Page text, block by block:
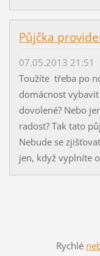
Půjčka
07.05.2013 21:51
Toužíte třeba po
domácnost
dovolené? Nebo
radost? Tak tato
Nebude se
jen, když vyplníte
Rychlé